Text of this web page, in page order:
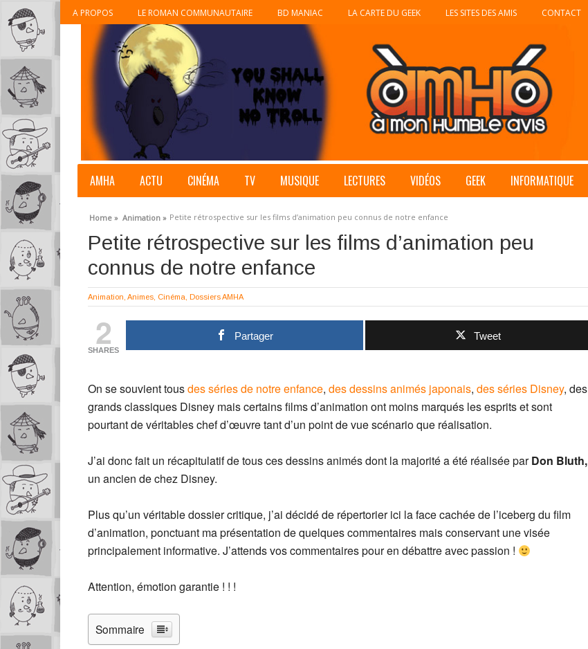
A PROPOS LE ROMAN COMMUNAUTAIRE BD MANIAC LA CARTE DU GEEK LES SITES DES AMIS CONTACT
AMHA ACTU CINÉMA TV MUSIQUE LECTURES VIDÉOS GEEK INFORMATIQUE
Home » Animation » Petite rétrospective sur les films d’animation peu connus de notre enfance
Petite rétrospective sur les films d’animation peu
connus de notre enfance
Animation Animes Cinéma Dossiers AMHA
2
SHARES
Partager Tweet
On se souvient tousdes séries de notre enfance, des dessins animés japonais, des séries Disney, des
grands classiques Disney mais certains films d’animation ont moins marqués les esprits et sont
pourtant de véritables chef d’œuvre tant d’un point de vue scénario que réalisation.
J’ai donc fait un récapitulatif de tous ces dessins animés dont la majorité a été réalisée parDon Bluth,
un ancien de chez Disney.
Plus qu’un véritable dossier critique, j’ai décidé de répertorier ici la face cachée de l’iceberg du film
d’animation, ponctuant ma présentation de quelques commentaires mais conservant une visée
principalement informative. J’attends vos commentaires pour en débattre avec passion !
Attention, émotion garantie ! ! !
Sommaire